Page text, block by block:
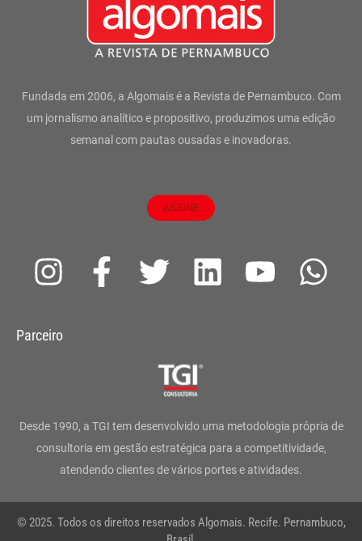
Fundada em 2006, a Algomais é a Revista de Pernambuco. Com
um jornalismo analítico e propositivo, produzimos uma edição
semanal com pautas ousadas e inovadoras.
ASSINE
I
s
g
r
a
m
F
a
o
o
k
-
T
t
e
r
L
d
i
n
Y
b
e
W
a
p
Parceiro
Desde 1990, a TGI tem desenvolvido uma metodologia própria de
consultoria em gestão estratégica para a competitividade,
atendendo clientes de vários portes e atividades.
© 2025. Todos os direitos reservados Algomais. Recife. Pernambuco,